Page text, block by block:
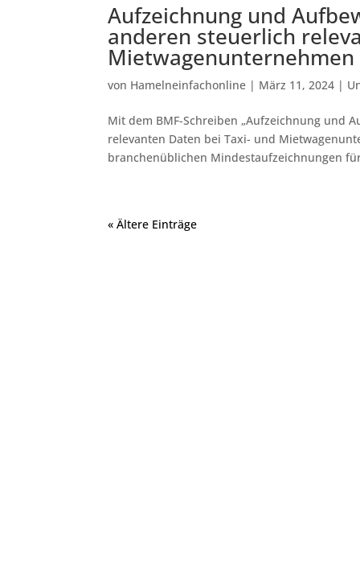
Aufzeichnung und
anderen steuerlich
Mietwagenunternehmen
von Hamelneinfachonline | März 11, 2024 |
Mit dem BMF-Schreiben „Aufzeichnung und
relevanten Daten bei Taxi- und
branchenüblichen Mindestaufzeichnungen
« Ältere Einträge